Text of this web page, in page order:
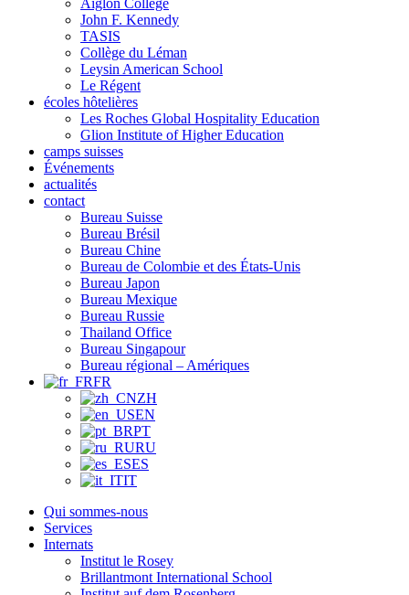
Aiglon College
John F. Kennedy
TASIS
Collège du Léman
Leysin American School
Le Régent
écoles hôtelières
Les Roches Global Hospitality Education
Glion Institute of Higher Education
camps suisses
Événements
actualités
contact
Bureau Suisse
Bureau Brésil
Bureau Chine
Bureau de Colombie et des États-Unis
Bureau Japon
Bureau Mexique
Bureau Russie
Thailand Office
Bureau Singapour
Bureau régional – Amériques
FR
ZH
EN
PT
RU
ES
IT
Qui sommes-nous
Services
Internats
Institut le Rosey
Brillantmont International School